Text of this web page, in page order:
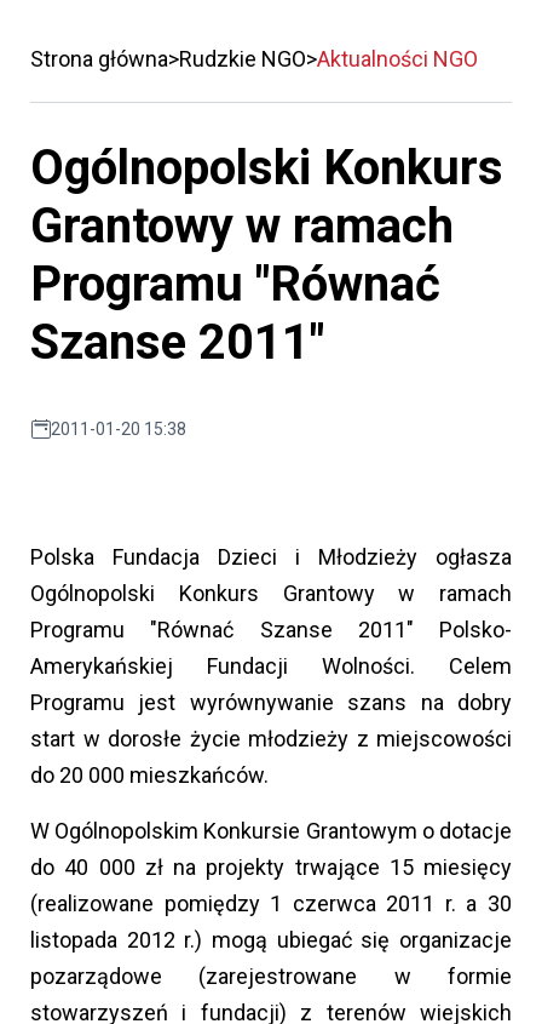
Strona główna Rudzkie NGO Aktualności NGO
Ogólnopolski Konkurs
Grantowy w ramach
Programu "Równać
Szanse 2011"
2011-01-20 15:38
Polska Fundacja Dzieci i Młodzieży ogłasza
Ogólnopolski Konkurs Grantowy w ramach
Programu "Równać Szanse 2011" Polsko-
Amerykańskiej Fundacji Wolności. Celem
Programu jest wyrównywanie szans na dobry
start w dorosłe życie młodzieży z miejscowości
do 20 000 mieszkańców.
W Ogólnopolskim Konkursie Grantowym o dotacje
do 40 000 zł na projekty trwające 15 miesięcy
(realizowane pomiędzy 1 czerwca 2011 r. a 30
listopada 2012 r.) mogą ubiegać się organizacje
pozarządowe (zarejestrowane w formie
stowarzyszeń i fundacji) z terenów wiejskich